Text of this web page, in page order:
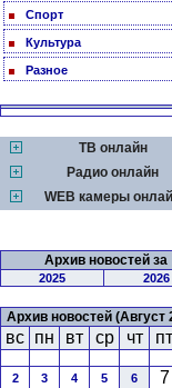
Спорт
Культура
Разное
ТВ онлайн
Радио онлайн
WEB камеры
Архив новостей за
2025 2026
Архив новостей (Август
вс пн вт ср чт пт
2
3 4 5 6 7